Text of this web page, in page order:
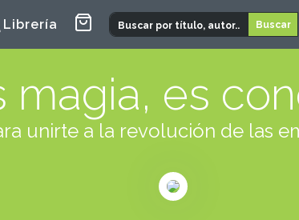
Librería
magia, es
unirte a la revolución de las